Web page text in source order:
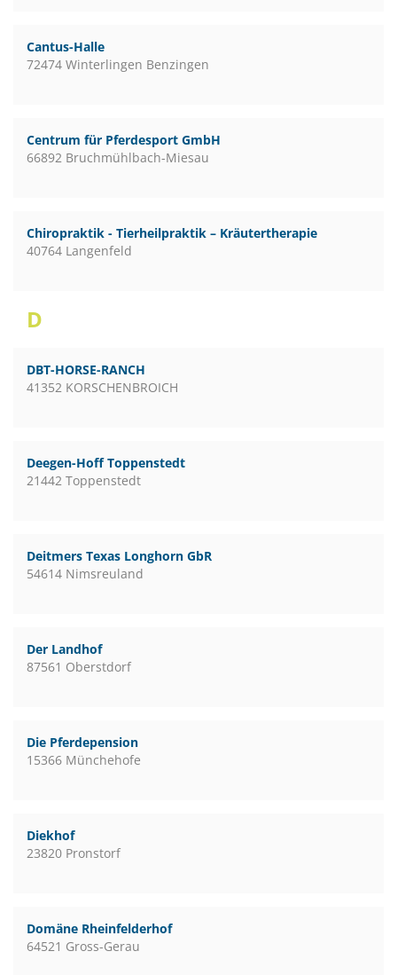
Cantus-Halle
72474 Winterlingen Benzingen
Centrum für Pferdesport GmbH
66892 Bruchmühlbach-Miesau
Chiropraktik - Tierheilpraktik – Kräutertherapie
40764 Langenfeld
D
DBT-HORSE-RANCH
41352 KORSCHENBROICH
Deegen-Hoff Toppenstedt
21442 Toppenstedt
Deitmers Texas Longhorn GbR
54614 Nimsreuland
Der Landhof
87561 Oberstdorf
Die Pferdepension
15366 Münchehofe
Diekhof
23820 Pronstorf
Domäne Rheinfelderhof
64521 Gross-Gerau